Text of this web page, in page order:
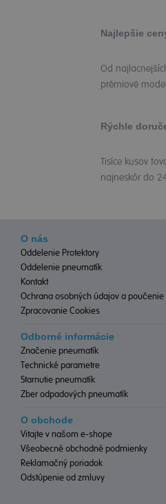
Najlepšie
Od
prémiové
Rýchle
Tisíce kusov
najneskôr do
O nás
Oddelenie Protektory
Oddelenie pneumatík
Kontakt
Ochrana osobných údajov a poučenie
Zpracovanie Cookies
Odborné informácie
Značenie pneumatík
Technické parametre
Starnutie pneumatík
Zber odpadových pneumatík
O obchode
Vitajte v našom e-shope
Všeobecné obchodné podmienky
Reklamačný poriadok
Odstúpenie od zmluvy